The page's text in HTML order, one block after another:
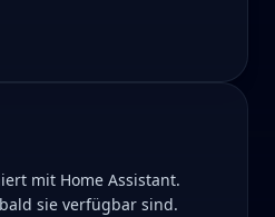
mit Home Assistant.
sie verfügbar sind.